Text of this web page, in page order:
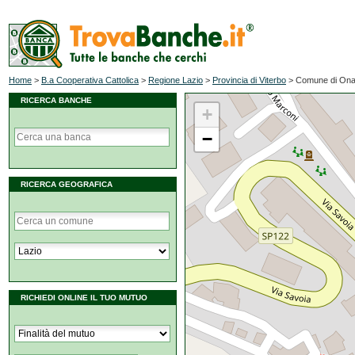
Home > B.a Cooperativa Cattolica > Regione Lazio > Provincia di Viterbo > Comune di
RICERCA BANCHE
RICERCA GEOGRAFICA
RICHIEDI ONLINE IL TUO MUTUO
+
−